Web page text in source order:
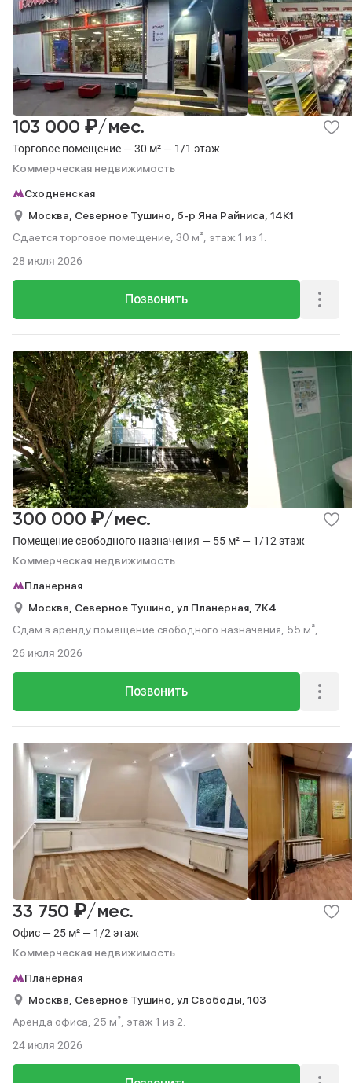
Торговое помещение — 30 м² — 1/1 этаж
Коммерческая недвижимость
103 000 ₽/мес.
Сходненская
Москва, Северное Тушино, б-р Яна Райниса, 14К1
Сдается торговое помещение, 30 м², этаж 1 из 1.
Позвонить
28 июля 2026
Помещение свободного назначения — 55 м² — 1/12 этаж
Коммерческая недвижимость
300 000 ₽/мес.
Планерная
Москва, Северное Тушино, ул Планерная, 7К4
Сдам в аренду помещение свободного назначения, 55 м²,
Позвонить
26 июля 2026
Офис — 25 м² — 1/2 этаж
Коммерческая недвижимость
33 750 ₽/мес.
Планерная
Москва, Северное Тушино, ул Свободы, 103
Аренда офиса, 25 м², этаж 1 из 2.
24 июля 2026